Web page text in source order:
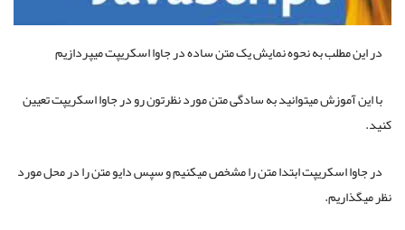
در این مطلب به نحوه نمایش یک متن ساده در جاوا اسکریپت میپردازیم
با این آموزش میتوانید به سادگی متن مورد نظرتون رو در جاوا اسکریپت تعیین
کنید.
در جاوا اسکریپت ابتدا متن را مشخص میکنیم و سپس دایو متن را در محل مورد
نظر میگذاریم.